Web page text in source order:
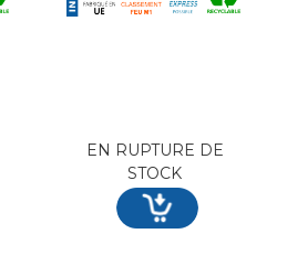
EN RUPTURE DE
STOCK